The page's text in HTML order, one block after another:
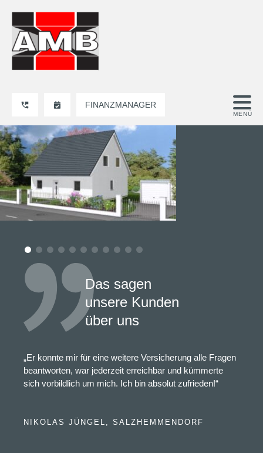
FINANZMANAGER
Das sagen
unsere Kunden
über uns
„Er konnte mir für eine weitere Versicherung alle Fragen
beantworten, war jederzeit erreichbar und kümmerte
sich vorbildlich um mich. Ich bin absolut zufrieden!“
NIKOLAS JÜNGEL, SALZHEMMENDORF